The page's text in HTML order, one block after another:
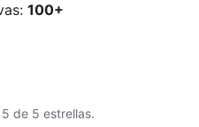
100+
5 de 5 estrellas.